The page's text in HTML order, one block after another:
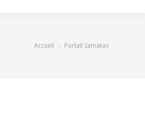
Vous êtes ici :
Accueil Portail Samatan